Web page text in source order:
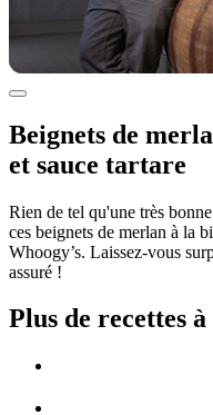
Beignets de
et sauce tartare
Rien de tel qu'une très
ces beignets de merlan à la
Whoogy’s. Laissez-vous
assuré !
Plus de recettes